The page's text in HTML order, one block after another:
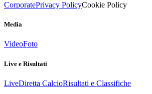
CorporatePrivacy PolicyCookie Policy
Media
VideoFoto
Live e Risultati
LiveDiretta CalcioRisultati e Classifiche